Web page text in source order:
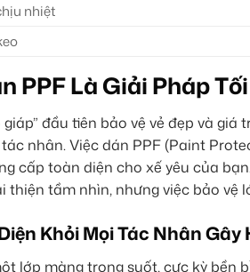
nhiệt
PPF Là Giải Pháp
giáp” đầu tiên bảo vệ vẻ đẹp và
nhân. Việc dán PPF (Paint
cấp toàn diện cho xế yêu của
thiện tầm nhìn, nhưng việc bảo vệ
Khỏi Mọi Tác Nhân Gây
lớp màng trong suốt, cực kỳ bền